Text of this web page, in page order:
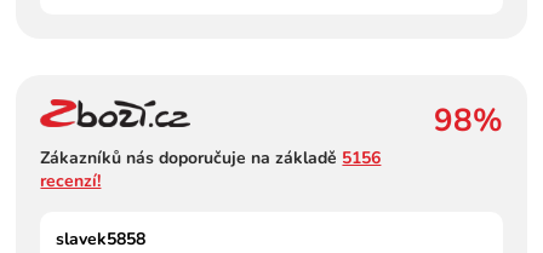
98%
Zákazníků nás doporučuje na základě 5156
recenzí!
slavek5858